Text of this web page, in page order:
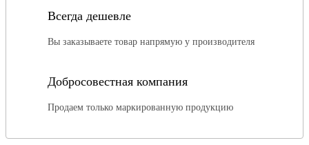
Всегда дешевле
Вы заказываете товар напрямую у производителя
Добросовестная компания
Продаем только маркированную продукцию